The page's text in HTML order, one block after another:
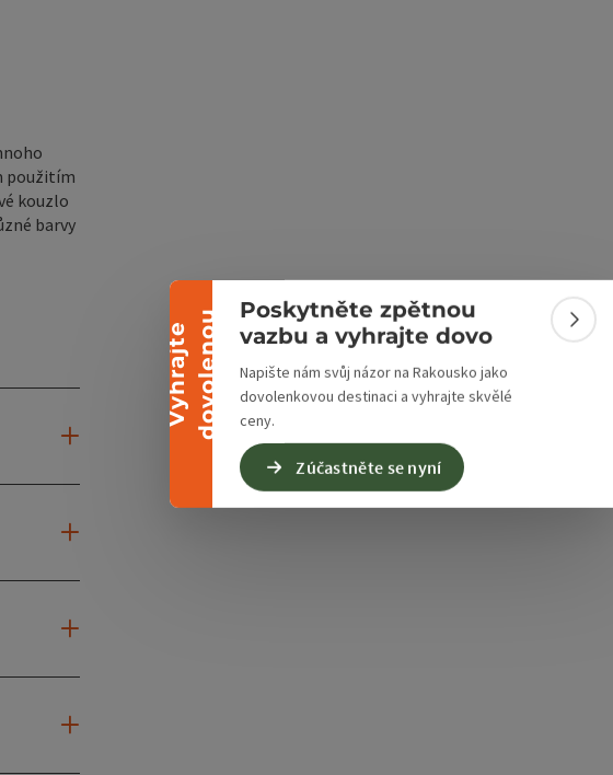
V
y
h
r
a
j
t
e
d
o
v
o
l
e
n
ou
Sbalit banner
Poskytněte zpětnou
vazbu a vyhrajte dovo
Napište nám svůj názor na Rakousko jako
dovolenkovou destinaci a vyhrajte skvělé
ceny.
Zúčastněte se nyní
použitím
kouzlo
barvy